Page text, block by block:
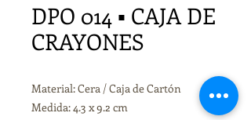
DPO 014 ▪ CAJA DE
CRAYONES
Material: Cera / Caja de Cartón
Medida: 4.3 x 9.2 cm